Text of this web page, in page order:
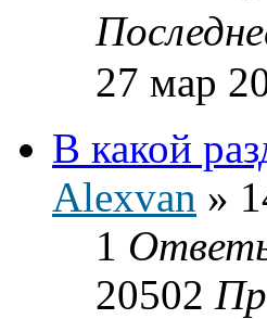
27 мар
В какой
Alexvan »
1
20502